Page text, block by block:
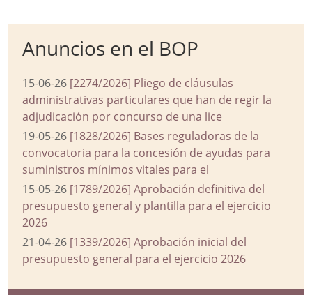
Anuncios en el BOP
15-06-26 [2274/2026] Pliego de cláusulas
administrativas particulares que han de regir la
adjudicación por concurso de una lice
19-05-26 [1828/2026] Bases reguladoras de la
convocatoria para la concesión de ayudas para
suministros mínimos vitales para el
15-05-26 [1789/2026] Aprobación definitiva del
presupuesto general y plantilla para el ejercicio
2026
21-04-26 [1339/2026] Aprobación inicial del
presupuesto general para el ejercicio 2026